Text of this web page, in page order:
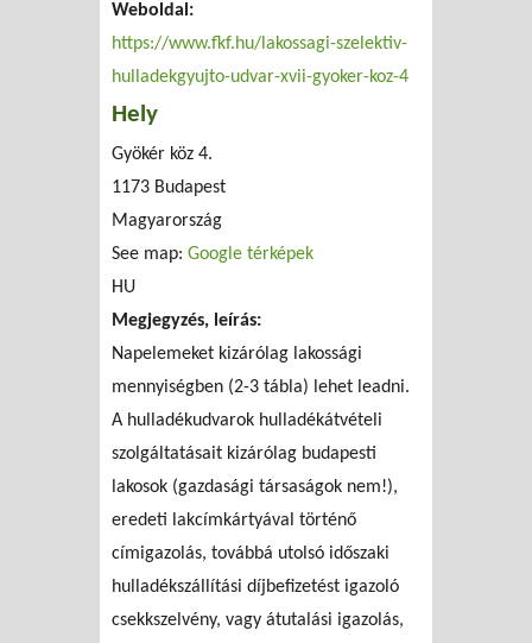
Weboldal:
https://www.fkf.hu/lakossagi-szelektiv-
hulladekgyujto-udvar-xvii-gyoker-koz-4
Hely
Gyökér köz 4.
1173 Budapest
Magyarország
See map: Google térképek
HU
Megjegyzés, leírás:
Napelemeket kizárólag lakossági
mennyiségben (2-3 tábla) lehet leadni.
A hulladékudvarok hulladékátvételi
szolgáltatásait kizárólag budapesti
lakosok (gazdasági társaságok nem!),
eredeti lakcímkártyával történő
címigazolás, továbbá utolsó időszaki
hulladékszállítási díjbefizetést igazoló
csekkszelvény, vagy átutalási igazolás,